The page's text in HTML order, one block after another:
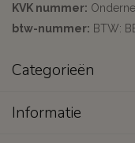
KVK nummer:
btw-nummer: BTW:
Categorieën
Informatie